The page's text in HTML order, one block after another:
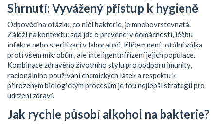
Shrnutí: Vyvážený přístup k hygieně
Odpověď na otázku, co ničí bakterie, je mnohovrstevnatá.
Záleží na kontextu: zda jde o prevenci v domácnosti, léčbu
infekce nebo sterilizaci v laboratoři. Klíčem není totální válka
proti všem mikrobům, ale inteligentní řízení jejich populace.
Kombinace zdravého životního stylu pro podporu imunity,
racionálního používání chemických látek a respektu k
přirozeným biologickým procesům je tou nejlepší strategií pro
udržení zdraví.
Jak rychle působí alkohol na bakterie?